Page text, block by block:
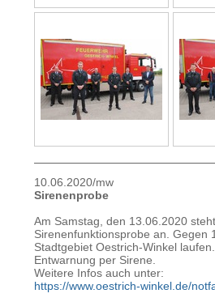
10.06.2020/mw
Sirenenprobe
Am Samstag, den 13.06.2020
Sirenenfunktionsprobe an. Gegen
Stadtgebiet Oestrich-Winkel
Entwarnung per Sirene.
Weitere Infos auch unter:
https://www.oestrich-winkel.de/